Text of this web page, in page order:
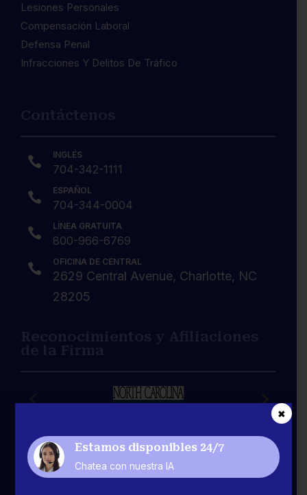
Lesiones Personales
Compensación Laboral
Defensa Penal
Infracciones Y Delitos De Tráfico
 INGLÉS
704-342-1111
 ESPAÑOL
704-344-0004
 LÍNEA GRATUITA
800-966-6769
 OFICINA DE CENTRAL
2629 Central Avenue, Charlotte, NC
28205
Estamos disponibles 24/7
Chatea con nuestra IA
✖